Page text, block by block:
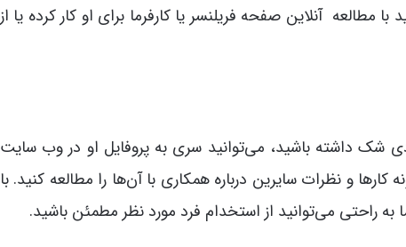
آنلاین صفحه فریلنسر یا کارفرما برای او کار کرده یا از
شک داشته باشید، می‌توانید سری به پروفایل او در وب سایت
و نظرات سایرین درباره همکاری با آن‌ها را مطالعه کنید. با
راحتی می‌توانید از استخدام فرد مورد نظر مطمئن باشید.